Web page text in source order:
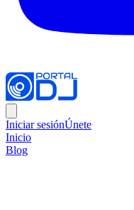
Iniciar sesiónÚnete
Inicio
Blog